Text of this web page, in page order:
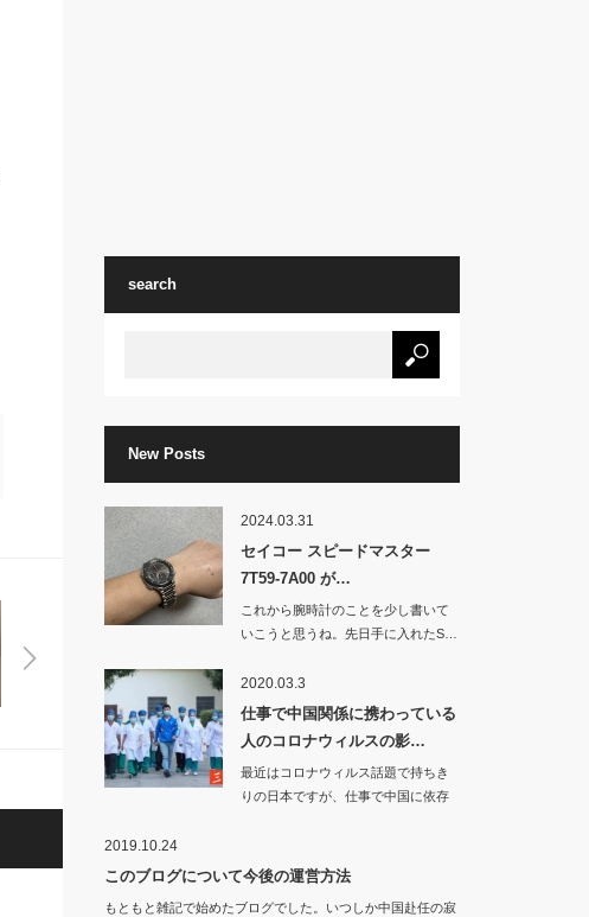
search
New Posts
2024.03.31
セイコー スピードマスター
7T59-7A00 が…
これから腕時計のことを少し書いて
いこうと思うね。先日手に入れたS…
2020.03.3
仕事で中国関係に携わっている
人のコロナウィルスの影…
最近はコロナウィルス話題で持ちき
りの日本ですが、仕事で中国に依存
2019.10.24
このブログについて今後の運営方法
もともと雑記で始めたブログでした。いつしか中国赴任の寂